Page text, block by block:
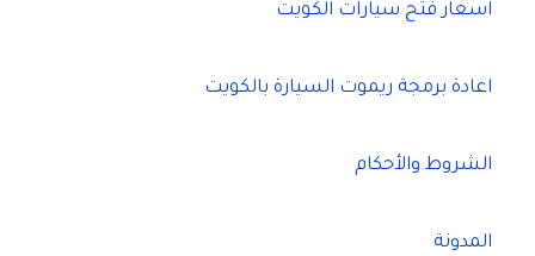
اسعار فتح سيارات الكويت
اعادة برمجة ريموت السيارة بالكويت
الشروط والأحكام
المدونة